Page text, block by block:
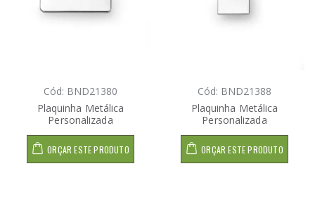
Cód: BND21380
Plaquinha Metálica
Personalizada
ORÇAR ESTE PRODUTO
Cód: BND21388
Plaquinha Metálica
Personalizada
ORÇAR ESTE PRODUTO